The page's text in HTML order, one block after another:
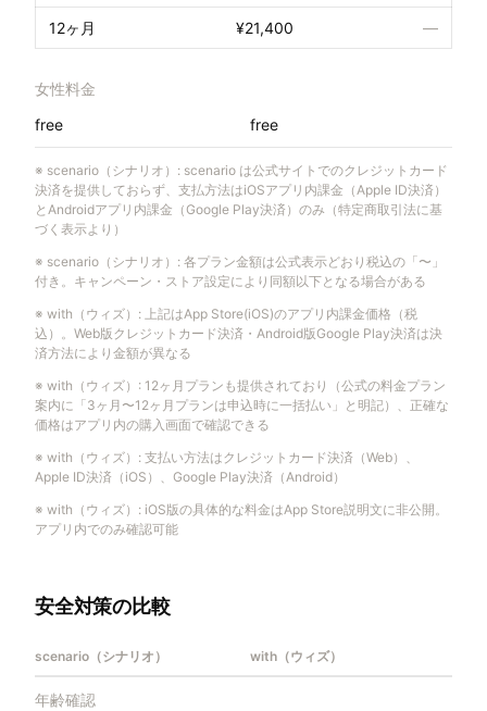
12ヶ月 ¥21,400 —
女性料金
free
free
※ scenario（シナリオ） : scenario は公式サイトでのクレジットカード
決済を提供しておらず、支払方法はiOSアプリ内課金（Apple ID決済）
とAndroidアプリ内課金（Google Play決済）のみ（特定商取引法に基
づく表示より）
※ scenario（シナリオ） : 各プラン金額は公式表示どおり税込の「〜」
付き。キャンペーン・ストア設定により同額以下となる場合がある
※ with（ウィズ） : 上記はApp Store(iOS)のアプリ内課金価格（税
込）。Web版クレジットカード決済・Android版Google Play決済は決
済方法により金額が異なる
※ with（ウィズ） : 12ヶ月プランも提供されており（公式の料金プラン
案内に「3ヶ月〜12ヶ月プランは申込時に一括払い」と明記）、正確な
価格はアプリ内の購入画面で確認できる
※ with（ウィズ） : 支払い方法はクレジットカード決済（Web）、
Apple ID決済（iOS）、Google Play決済（Android）
※ with（ウィズ） : iOS版の具体的な料金はApp Store説明文に非公開。
アプリ内でのみ確認可能
安全対策の比較
scenario（シナリオ） with（ウィズ）
年齢確認